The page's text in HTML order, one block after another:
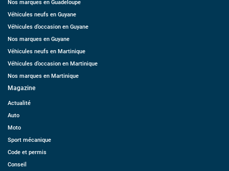
Nos marques en Guadeloupe
Véhicules neufs en Guyane
Véhicules d’occasion en Guyane
Nos marques en Guyane
Véhicules neufs en Martinique
Véhicules d’occasion en Martinique
Nos marques en Martinique
Magazine
Actualité
Auto
Moto
Sport mécanique
Code et permis
Conseil